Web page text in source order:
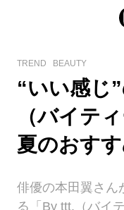
TREND BEAUTY
“いい感じ
（バイテ
夏のおす
俳優の本田翼さん
る「By ttt.（バイ